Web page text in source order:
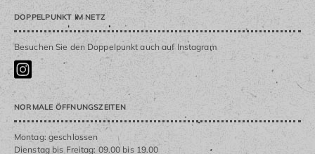
DOPPELPUNKT IM NETZ
Besuchen Sie den Doppelpunkt auch auf Instagram
NORMALE ÖFFNUNGSZEITEN
Montag: geschlossen
Dienstag bis Freitag: 09.00 bis 19.00